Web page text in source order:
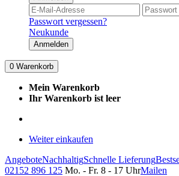
Passwort vergessen?
Neukunde
Anmelden
0 Warenkorb
Mein Warenkorb
Ihr Warenkorb ist leer
Weiter einkaufen
AngeboteNachhaltigSchnelle Lieferung
02152 896 125 Mo. - Fr. 8 - 17 UhrMailen